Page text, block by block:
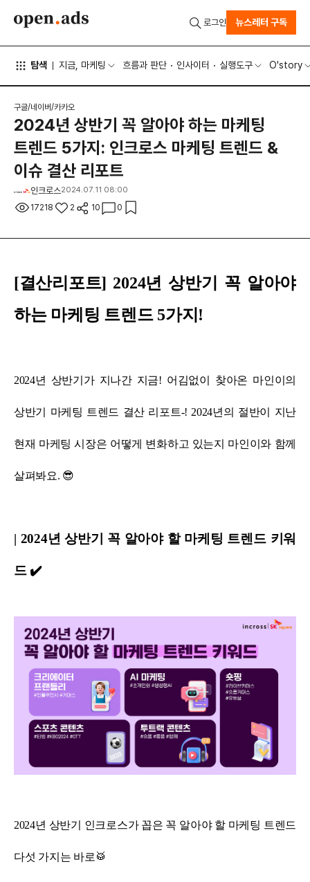
탐색 지금, 마케팅 흐름과 판단 인사이터 실행도구 O'story
로그인 뉴스레터 구독
구글/네이버/카카오
2024년 상반기 꼭 알아야 하는 마케팅
트렌드 5가지: 인크로스 마케팅 트렌드 &
이슈 결산 리포트
인크로스2024.07.11 08:00
17218 2 10 0
[결산리포트] 2024년 상반기 꼭 알아야
하는 마케팅 트렌드 5가지!
2024년 상반기가 지나간 지금! 어김없이 찾아온 마인이의
상반기 마케팅 트렌드 결산 리포트-! 2024년의 절반이 지난
현재 마케팅 시장은 어떻게 변화하고 있는지 마인이와 함께
살펴봐요. 😎
| 2024년 상반기 꼭 알아야 할 마케팅 트렌드 키워
드 ✔️
2024년 상반기 인크로스가 꼽은 꼭 알아야 할 마케팅 트렌드
다섯 가지는 바로🥁